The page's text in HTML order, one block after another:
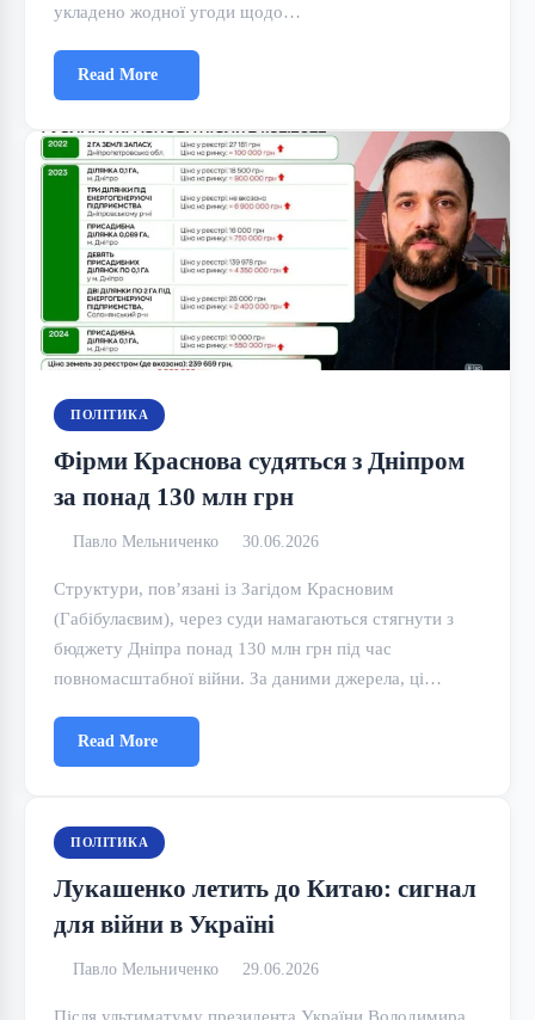
укладено жодної угоди щодо…
Read More
ПОЛІТИКА
Фірми Краснова судяться з Дніпром
за понад 130 млн грн
Павло Мельниченко 30.06.2026
Структури, пов’язані із Загідом Красновим
(Габібулаєвим), через суди намагаються стягнути з
бюджету Дніпра понад 130 млн грн під час
повномасштабної війни. За даними джерела, ці…
Read More
ПОЛІТИКА
Лукашенко летить до Китаю: сигнал
для війни в Україні
Павло Мельниченко 29.06.2026
Після ультиматуму президента України Володимира